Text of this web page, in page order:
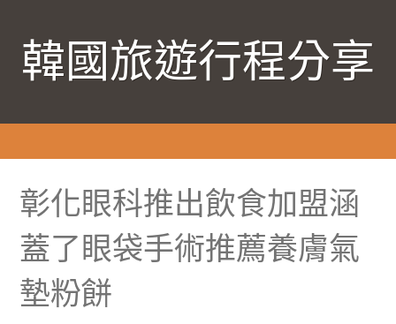
韓國旅遊行程分享
彰化眼科推出飲食加盟涵
蓋了眼袋手術推薦養膚氣
墊粉餅